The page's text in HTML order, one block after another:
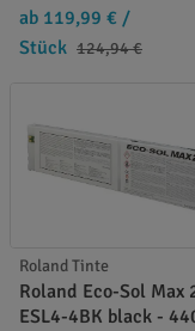
ab 119,99 € /
Stück 124,94 €
Roland Tinte
Roland Eco-Sol Max
ESL4-4BK black -